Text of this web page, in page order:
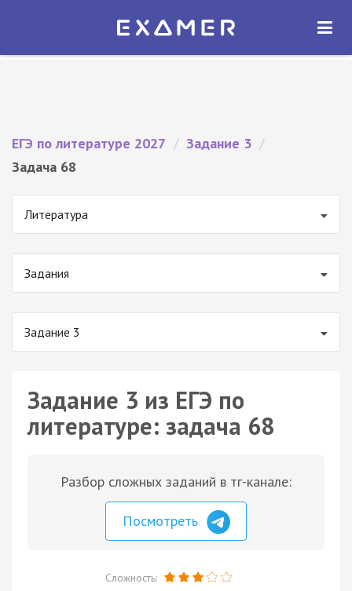
Экзамер — ЕГЭ 2027
ОТКРЫТЬ
ЕГЭ по литературе 2027 / Задание 3 /
Задача 68
Литература
Задания
Задание 3
Задание 3 из ЕГЭ по
литературе: задача 68
Разбор сложных заданий в тг-канале:
Посмотреть
Сложность: